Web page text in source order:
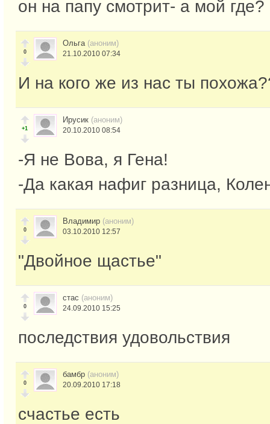
он на папу смотрит- а мой где?
0
Ольга (аноним)
21.10.2010 07:34
И на кого же из нас ты
+1
Ирусик (аноним)
20.10.2010 08:54
-Я не Вова, я Гена!
-Да какая нафиг разница,
0
Владимир (аноним)
03.10.2010 12:57
"Двойное щастье"
0
стас (аноним)
24.09.2010 15:25
последствия удовольствия
0
бамбр (аноним)
20.09.2010 17:18
счастье есть